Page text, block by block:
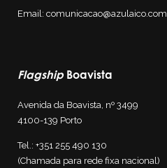
Email: comunicacao@azulaico.com
Flagship Boavista
Avenida da Boavista, nº 3499
4100-139 Porto
Tel.: +351 255 490 130
(Chamada para rede fixa nacional)